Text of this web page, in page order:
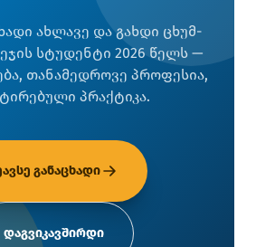
ახლავე და გახდი ცხუმ-
სტუდენტი 2026 წელს —
თანამედროვე პროფესია,
პრაქტიკა.
განაცხადი
დაგვიკავშირდი